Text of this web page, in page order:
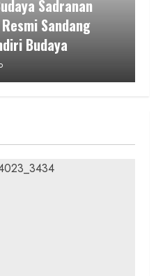
Sadranan
Sandang
Budaya